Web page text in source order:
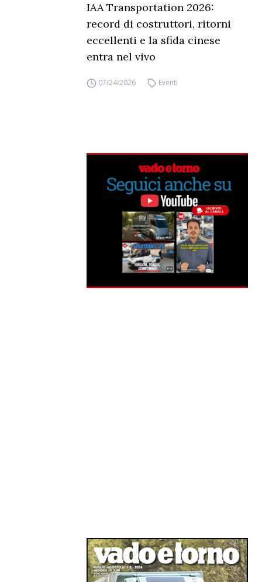
IAA Transportation 2026:
record di costruttori, ritorni
eccellenti e la sfida cinese
entra nel vivo
07/24/2026 Eventi